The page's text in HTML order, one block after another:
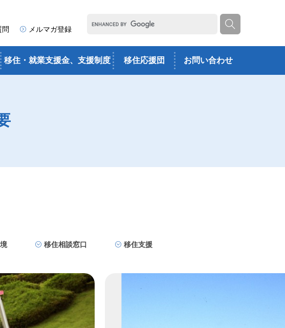
問 メルマガ登録
移住・就業支援金、支援制度 移住応援団 お問い合わせ
移住相談窓口 移住支援